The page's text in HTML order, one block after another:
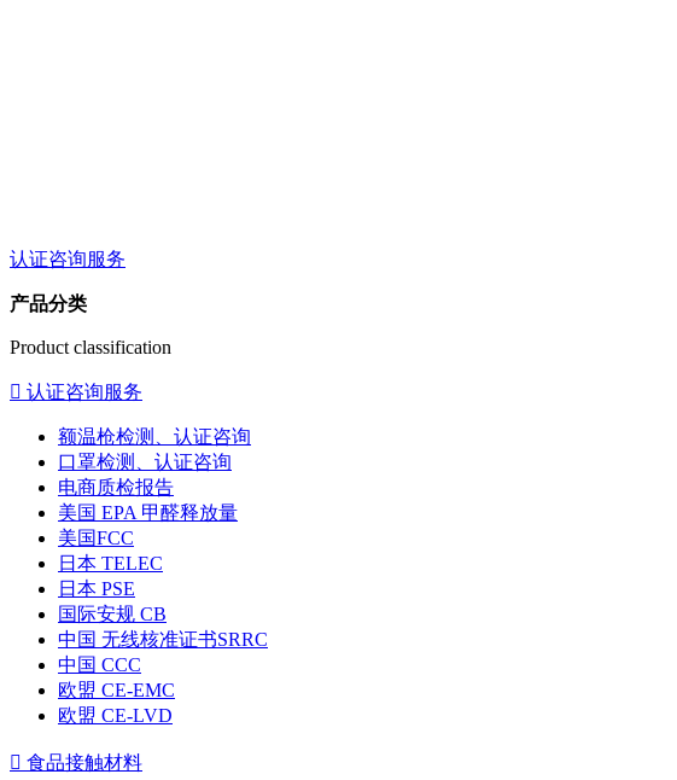
认证咨询服务
产品分类
Product classification
 认证咨询服务
额温枪检测、认证咨询
口罩检测、认证咨询
电商质检报告
美国 EPA 甲醛释放量
美国FCC
日本 TELEC
日本 PSE
国际安规 CB
中国 无线核准证书SRRC
中国 CCC
欧盟 CE-EMC
欧盟 CE-LVD
 食品接触材料